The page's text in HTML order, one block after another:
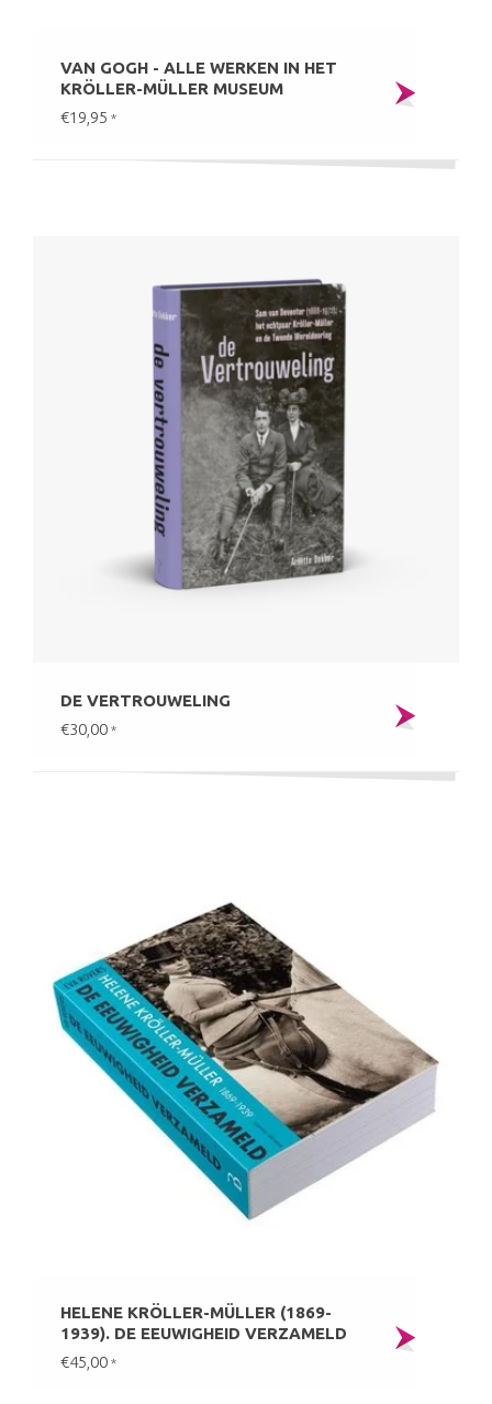
VAN GOGH - ALLE WERKEN IN HET
KRÖLLER-MÜLLER MUSEUM
€19,95 *
DE VERTROUWELING
€30,00 *
HELENE KRÖLLER-MÜLLER (1869-
1939). DE EEUWIGHEID VERZAMELD
€45,00 *